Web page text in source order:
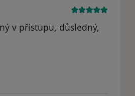
v přístupu, důsledný,